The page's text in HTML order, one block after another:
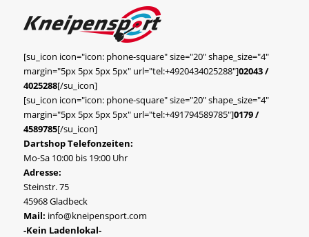
[su_icon icon="icon: phone-square" size="20" shape_size="4"
margin="5px 5px 5px 5px" url="tel:+4920434025288"]02043 /
4025288[/su_icon]
[su_icon icon="icon: phone-square" size="20" shape_size="4"
margin="5px 5px 5px 5px" url="tel:+491794589785"]0179 /
4589785[/su_icon]
Dartshop Telefonzeiten:
Mo-Sa 10:00 bis 19:00 Uhr
Adresse:
Steinstr. 75
45968 Gladbeck
Mail: info@kneipensport.com
-Kein Ladenlokal-